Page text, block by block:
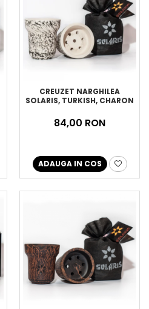
CREUZET NARGHILEA
SOLARIS, TURKISH, CHARON
84,00 RON
ADAUGA IN COS